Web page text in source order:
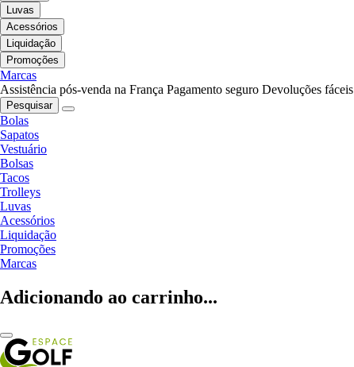
Luvas
Acessórios
Liquidação
Promoções
Marcas
Assistência pós-venda na França Pagamento seguro Devoluções fáceis
Pesquisar
Bolas
Sapatos
Vestuário
Bolsas
Tacos
Trolleys
Luvas
Acessórios
Liquidação
Promoções
Marcas
Adicionando ao carrinho...